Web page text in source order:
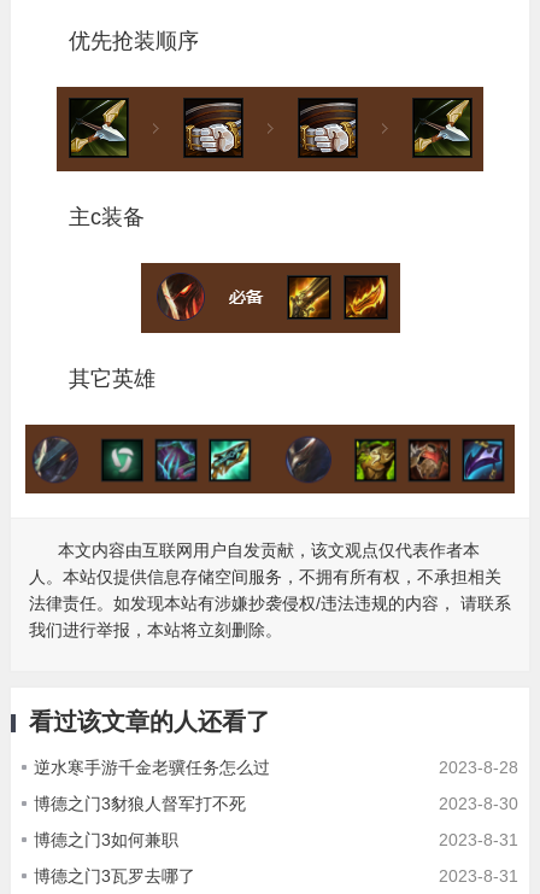
优先抢装顺序
主c装备
其它英雄
本文内容由互联网用户自发贡献，该文观点仅代表作者本
人。本站仅提供信息存储空间服务，不拥有所有权，不承担相关
法律责任。如发现本站有涉嫌抄袭侵权/违法违规的内容， 请联系
我们进行举报，本站将立刻删除。
看过该文章的人还看了
2023-8-28
逆水寒手游千金老骥任务怎么过
2023-8-30
博德之门3豺狼人督军打不死
2023-8-31
博德之门3如何兼职
2023-8-31
博德之门3瓦罗去哪了